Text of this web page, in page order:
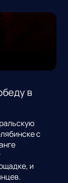
в
с
и